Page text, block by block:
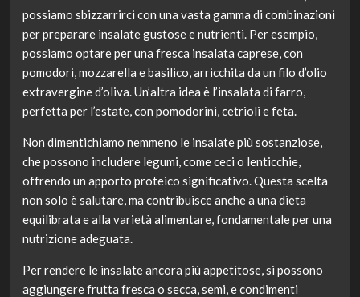
possiamo sbizzarrirci con una vasta gamma di combinazioni
per preparare insalate gustose e nutrienti. Per esempio,
possiamo optare per una fresca insalata caprese, con
pomodori, mozzarella e basilico, arricchita da un filo d’olio
extravergine d’oliva. Un’altra idea è l’insalata di farro,
perfetta per l’estate, con pomodorini, cetrioli e feta.
Non dimentichiamo nemmeno le insalate più sostanziose,
che possono includere legumi, come ceci o lenticchie,
offrendo un apporto proteico significativo. Questa scelta
non solo è salutare, ma contribuisce anche a una dieta
equilibrata e alla varietà alimentare, fondamentale per una
nutrizione adeguata.
Per rendere le insalate ancora più appetitose, si possono
aggiungere frutta fresca o secca, semi, e condimenti